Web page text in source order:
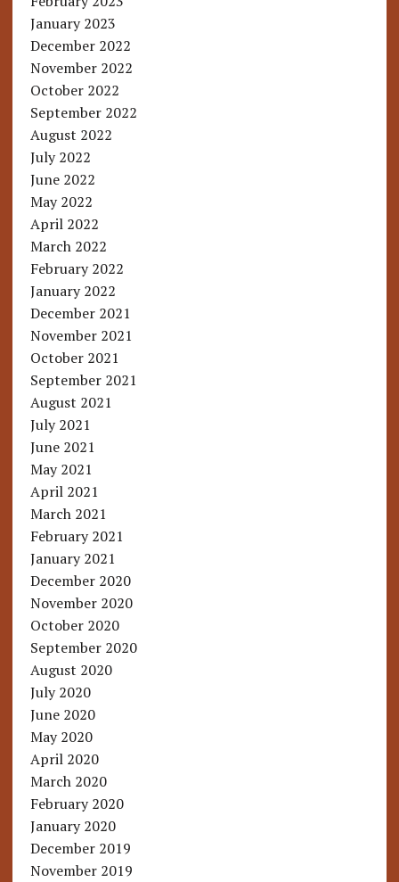
January 2023
December 2022
November 2022
October 2022
September 2022
August 2022
July 2022
June 2022
May 2022
April 2022
March 2022
February 2022
January 2022
December 2021
November 2021
October 2021
September 2021
August 2021
July 2021
June 2021
May 2021
April 2021
March 2021
February 2021
January 2021
December 2020
November 2020
October 2020
September 2020
August 2020
July 2020
June 2020
May 2020
April 2020
March 2020
February 2020
January 2020
December 2019
November 2019